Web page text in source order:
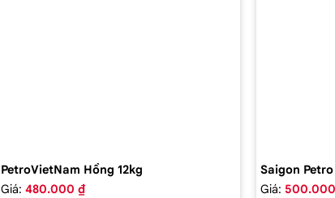
PetroVietNam Hồng 12kg
Giá: 480.000 ₫
Saigon Petro
Giá: